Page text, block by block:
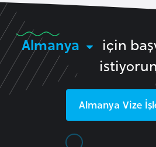
Almanya
için
Almanya Vize
u
m
h
u
r